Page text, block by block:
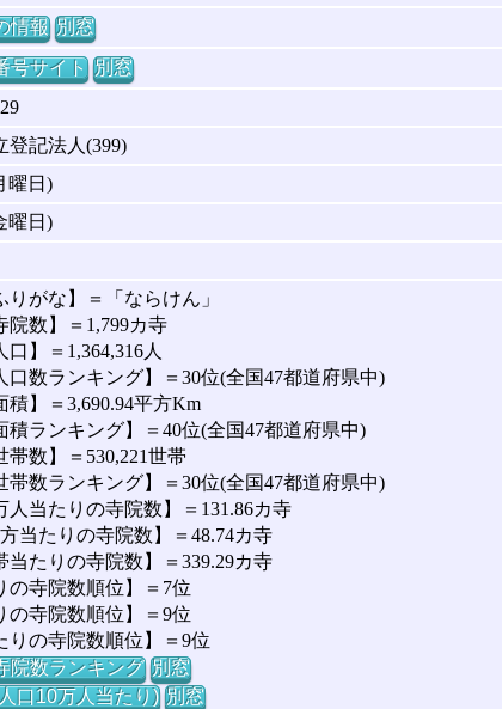
情報 別窓
号サイト 別窓
登記法人(399)
曜日)
曜日)
りがな】＝「ならけん」
院数】＝1,799カ寺
口】＝1,364,316人
口数ランキング】＝30位(全国47都道府県中)
積】＝3,690.94平方Km
積ランキング】＝40位(全国47都道府県中)
帯数】＝530,221世帯
帯数ランキング】＝30位(全国47都道府県中)
人当たりの寺院数】＝131.86カ寺
方当たりの寺院数】＝48.74カ寺
当たりの寺院数】＝339.29カ寺
の寺院数順位】＝7位
の寺院数順位】＝9位
りの寺院数順位】＝9位
院数ランキング 別窓
口10万人当たり) 別窓